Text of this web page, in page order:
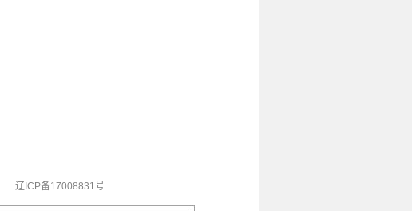
辽ICP备17008831号